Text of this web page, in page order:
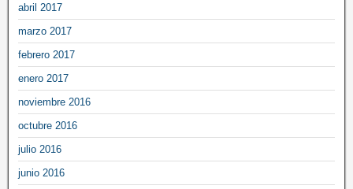
abril 2017
marzo 2017
febrero 2017
enero 2017
noviembre 2016
octubre 2016
julio 2016
junio 2016